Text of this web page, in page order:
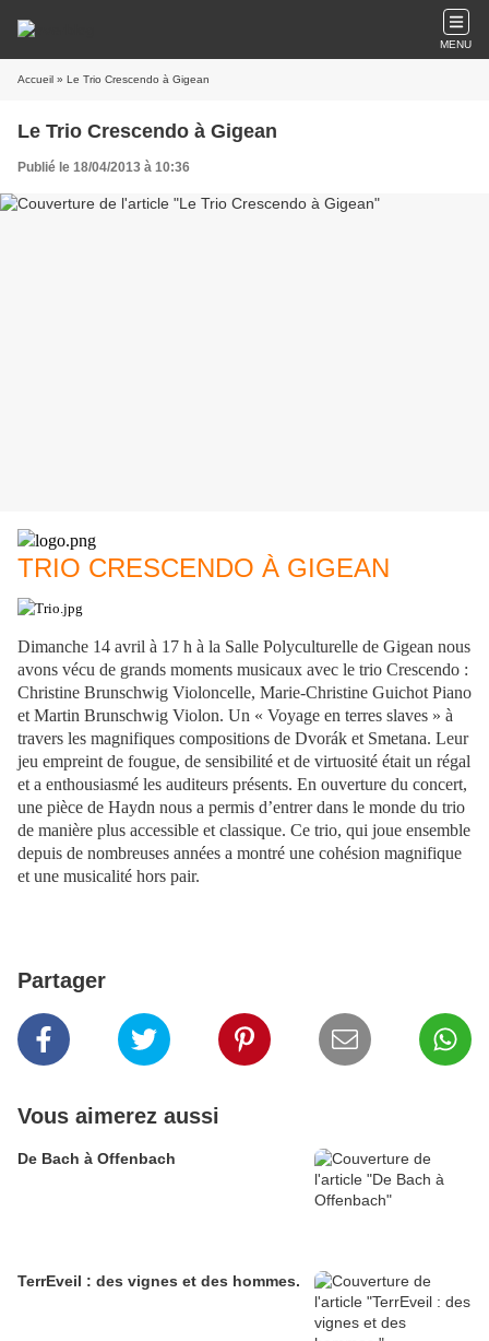
MENU
Accueil » Le Trio Crescendo à Gigean
Le Trio Crescendo à Gigean
Publié le 18/04/2013 à 10:36
TRIO CRESCENDO À GIGEAN
Dimanche 14 avril à 17 h à la Salle Polyculturelle de Gigean nous
avons vécu de grands moments musicaux avec le trio Crescendo :
Christine Brunschwig Violoncelle, Marie-Christine Guichot Piano
et Martin Brunschwig Violon. Un « Voyage en terres slaves » à
travers les magnifiques compositions de Dvorák et Smetana. Leur
jeu empreint de fougue, de sensibilité et de virtuosité était un régal
et a enthousiasmé les auditeurs présents. En ouverture du concert,
une pièce de Haydn nous a permis d’entrer dans le monde du trio
de manière plus accessible et classique. Ce trio, qui joue ensemble
depuis de nombreuses années a montré une cohésion magnifique
et une musicalité hors pair.
Partager
Vous aimerez aussi
De Bach à Offenbach
TerrEveil : des vignes et des hommes.